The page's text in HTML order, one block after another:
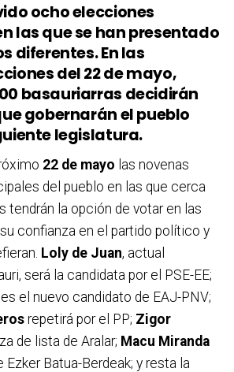
ocho elecciones
las que se han presentado
diferentes. En las
del 22 de mayo,
basauriarras decidirán
gobernarán el pueblo
legislatura.
22 de mayo las novenas
del pueblo en las que cerca
tendrán la opción de votar en las
confianza en el partido político y
Loly de Juan, actual
será la candidata por el PSE-EE;
el nuevo candidato de EAJ-PNV;
repetirá por el PP; Zigor
de lista de Aralar; Macu Miranda
Ezker Batua-Berdeak; y resta la